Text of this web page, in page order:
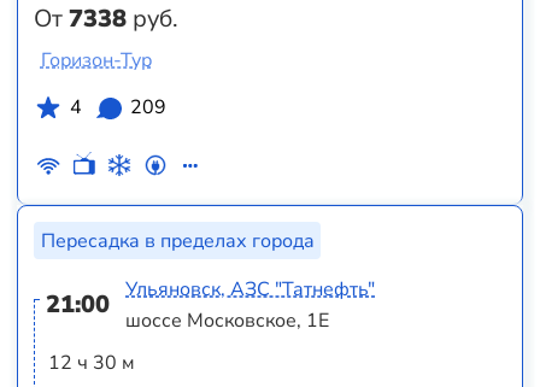
От7338 руб.
Горизон-Тур
4
209
Пересадка в пределах города
21:00
12 ч 30 м
Ульяновск, АЗС "Татнефть"
шоссе Московское, 1Е